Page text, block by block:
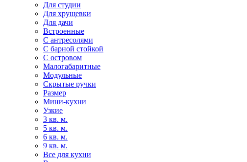
Для студии
Для хрущевки
Для дачи
Встроенные
С антресолями
С барной стойкой
С островом
Малогабаритные
Модульные
Скрытые ручки
Размер
Мини-кухни
Узкие
3 кв. м.
5 кв. м.
6 кв. м.
9 кв. м.
Все для кухни